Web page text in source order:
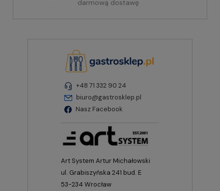
darmową dostawę
+48 71 332 90 24
biuro@gastrosklep.pl
Nasz Facebook
Art System Artur Michałowski
ul. Grabiszyńska 241 bud. E
53-234 Wrocław